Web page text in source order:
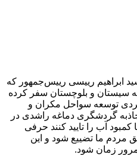
ابراهیم رییسی رییس‌جمهور که
سیستان و بلوچستان سفر کرده
توسعه سواحل مکران و
گردشگری دماغه راشدی در
آب را تایید کنند حرفی
مردم ما تضییع شود و این
زمان شود.